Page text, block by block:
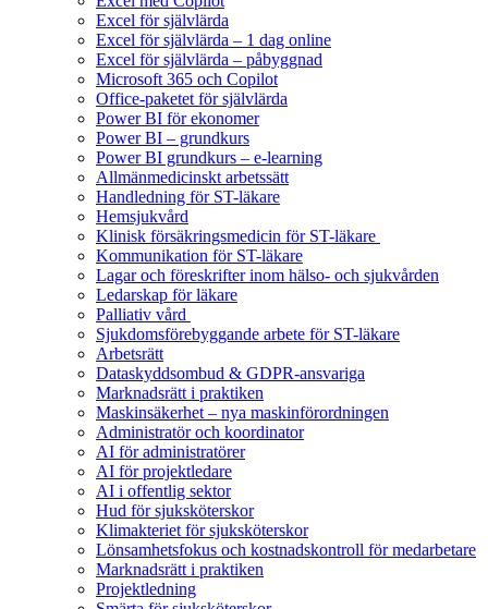
Excel för självlärda
Excel för självlärda – 1 dag online
Excel för självlärda – påbyggnad
Microsoft 365 och Copilot
Office-paketet för självlärda
Power BI för ekonomer
Power BI – grundkurs
Power BI grundkurs – e-learning
Allmänmedicinskt arbetssätt
Handledning för ST-läkare
Hemsjukvård
Klinisk försäkringsmedicin för ST-läkare
Kommunikation för ST-läkare
Lagar och föreskrifter inom hälso- och sjukvården
Ledarskap för läkare
Palliativ vård
Sjukdomsförebyggande arbete för ST-läkare
Arbetsrätt
Dataskyddsombud & GDPR-ansvariga
Marknadsrätt i praktiken
Maskinsäkerhet – nya maskinförordningen
Administratör och koordinator
AI för administratörer
AI för projektledare
AI i offentlig sektor
Hud för sjuksköterskor
Klimakteriet för sjuksköterskor
Lönsamhetsfokus och kostnadskontroll för medarbetare
Marknadsrätt i praktiken
Projektledning